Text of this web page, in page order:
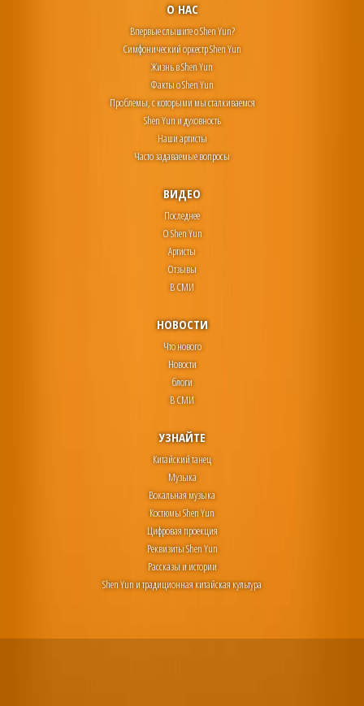
О НАС
Впервые слышите о Shen Yun?
Симфонический оркестр Shen Yun
Жизнь в Shen Yun
Факты о Shen Yun
Проблемы, с которыми мы сталкиваемся
Shen Yun и духовность
Наши артисты
Часто задаваемые вопросы
ВИДЕО
Последнее
О Shen Yun
Артисты
Отзывы
В СМИ
НОВОСТИ
Что нового
Новости
блоги
В СМИ
УЗНАЙТЕ
Китайский танец
Музыка
Вокальная музыка
Костюмы Shen Yun
Цифровая проекция
Реквизиты Shen Yun
Рассказы и истории
Shen Yun и традиционная китайская культура